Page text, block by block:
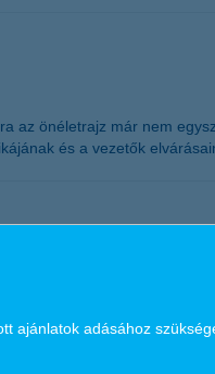
az önéletrajz már nem
és a vezetők
is elérhető. Az
vagy
ajánlatok adásához